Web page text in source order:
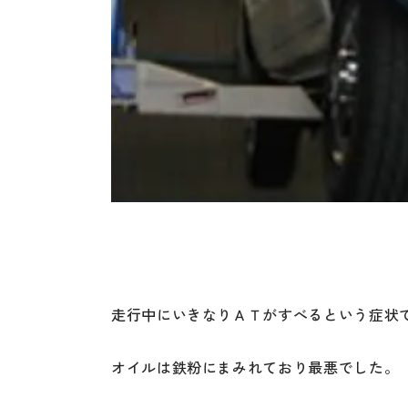
走行中にいきなりＡＴがすべるという症状
オイルは鉄粉にまみれており最悪でした。